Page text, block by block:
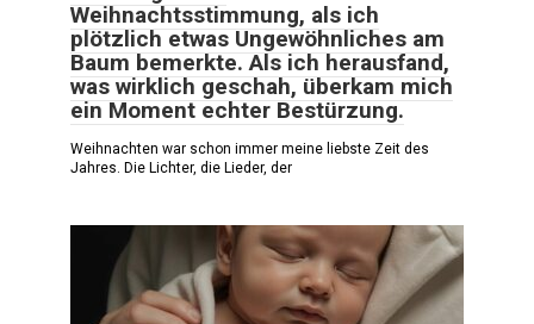
Weihnachtsstimmung, als ich
plötzlich etwas Ungewöhnliches am
Baum bemerkte. Als ich herausfand,
was wirklich geschah, überkam mich
ein Moment echter Bestürzung.
Weihnachten war schon immer meine liebste Zeit des
Jahres. Die Lichter, die Lieder, der